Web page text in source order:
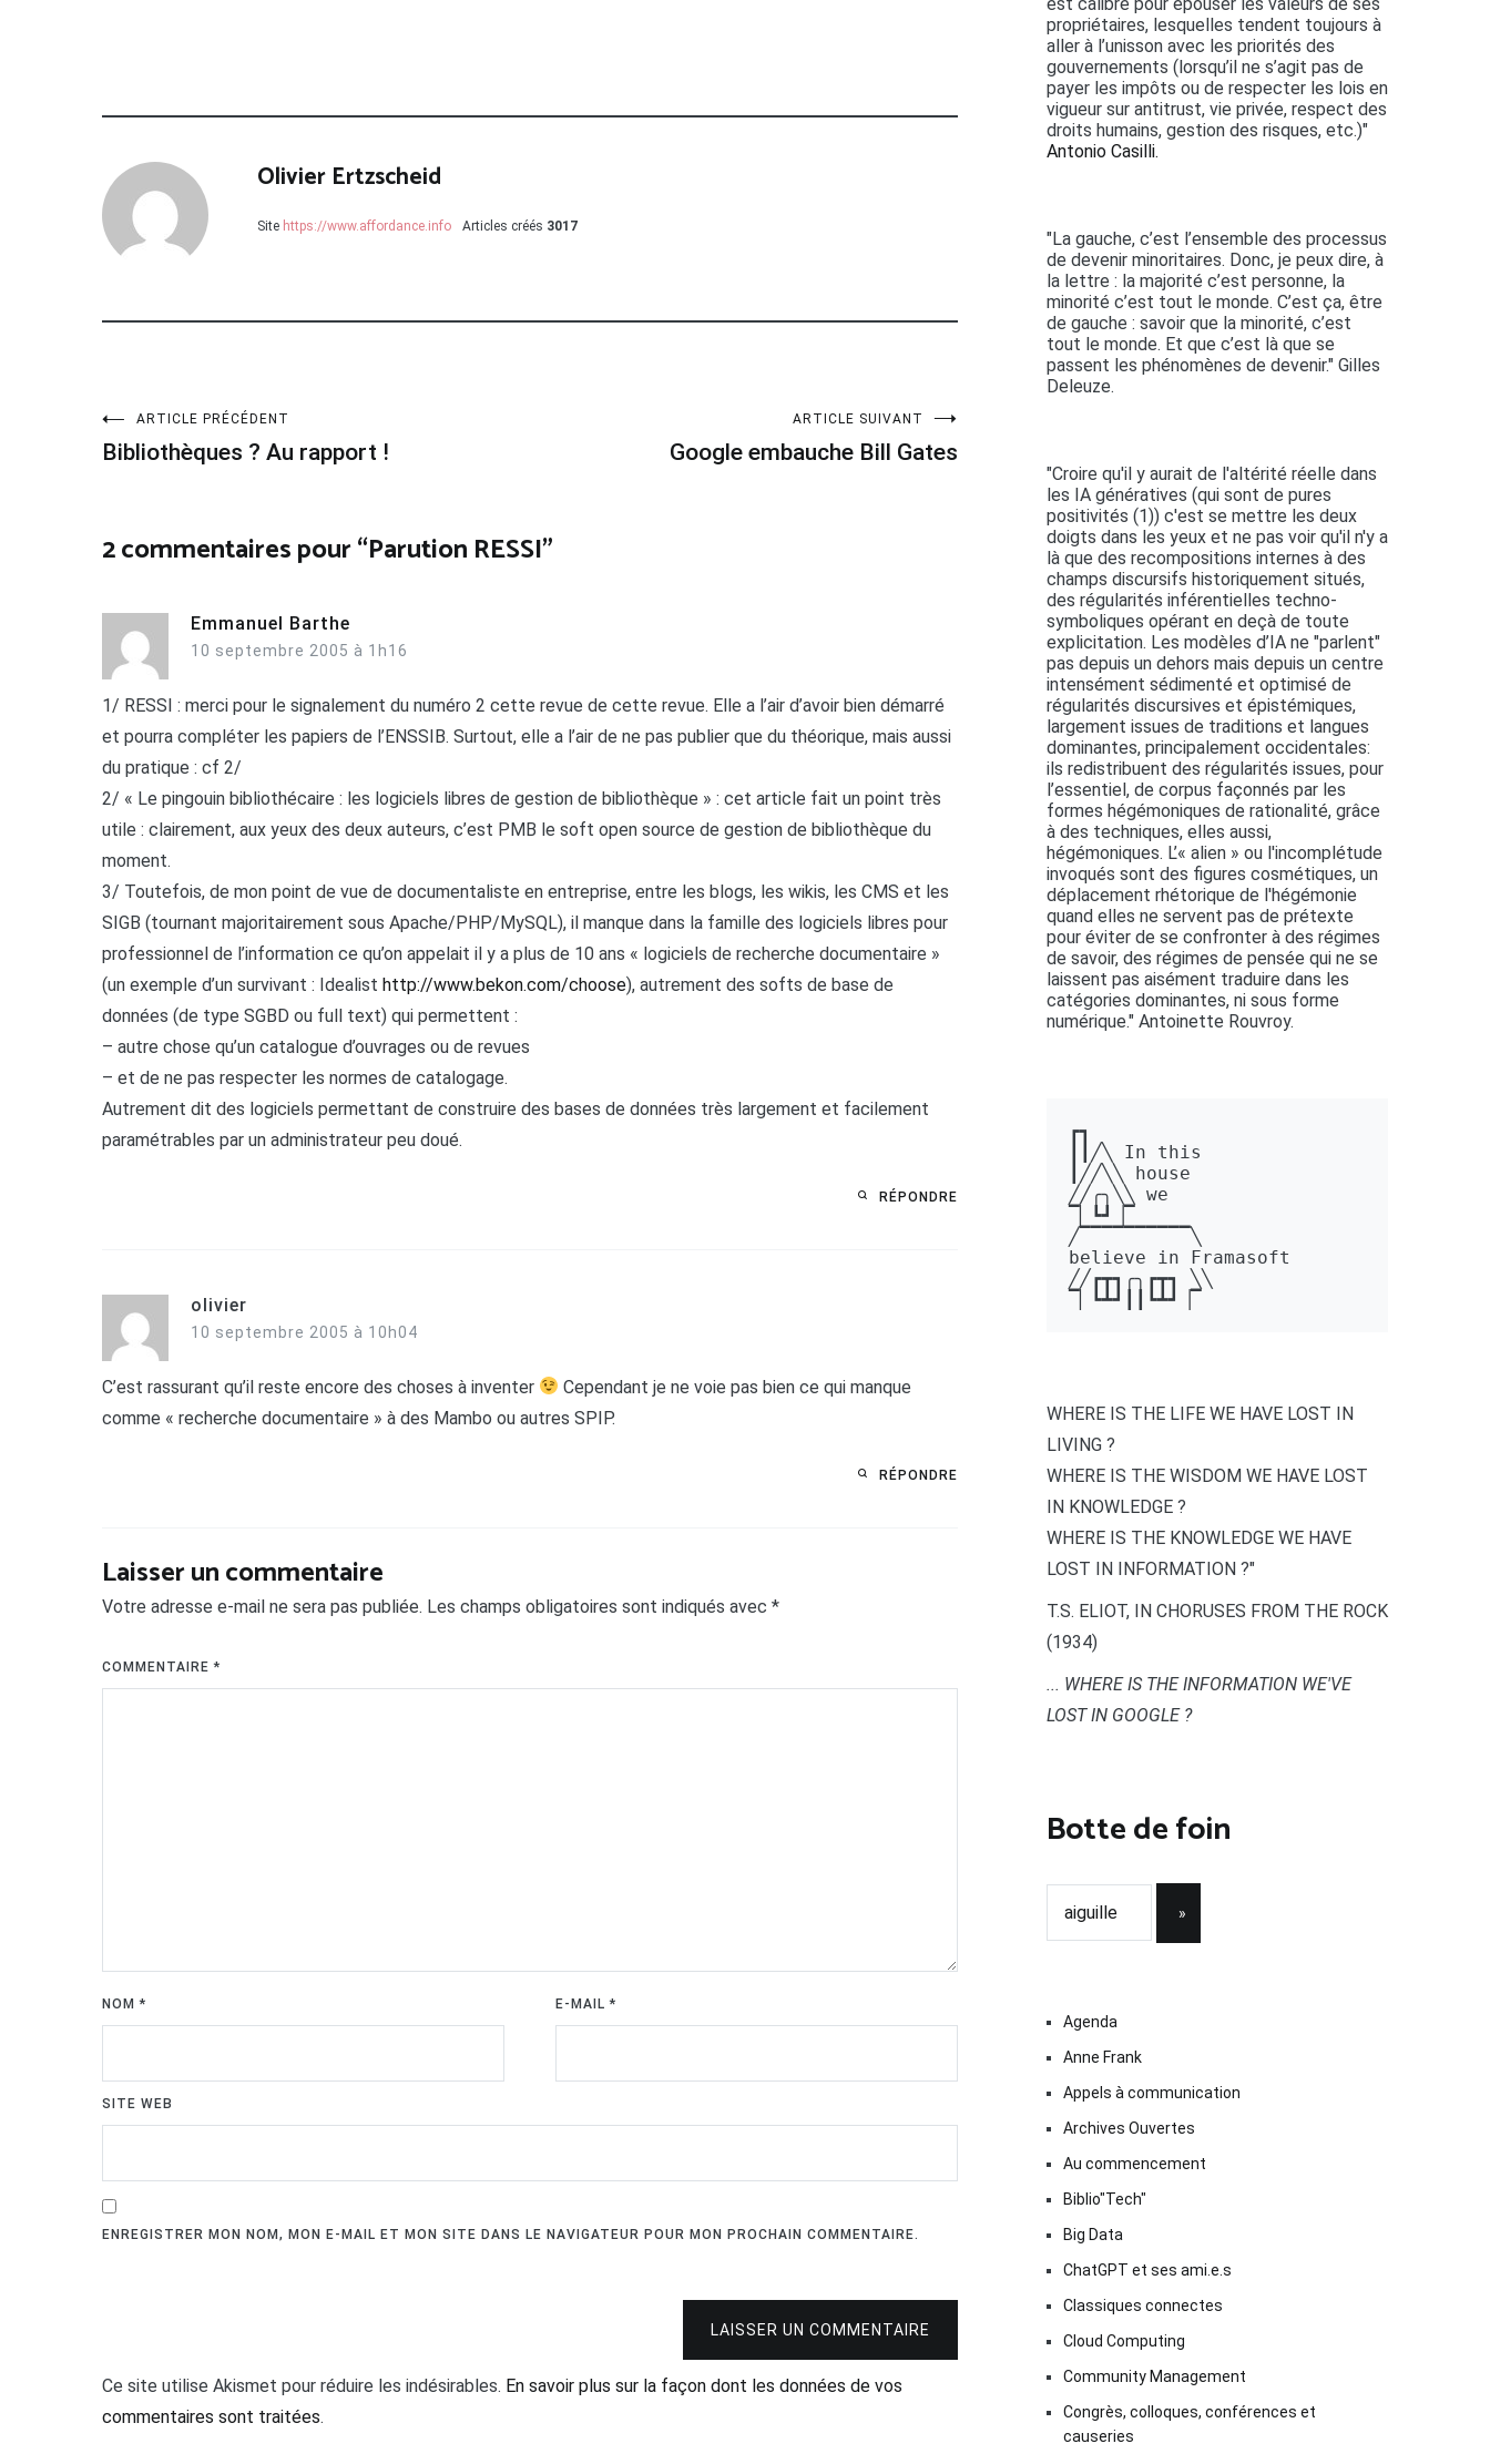
Olivier Ertzscheid
Site https://www.affordance.info Articles créés 3017
Navigation
l’article
ARTICLE PRÉCÉDENT
Bibliothèques ? Au rapport !
ARTICLE SUIVANT
Google embauche Bill Gates
2 commentaires pour “Parution RESSI”
Emmanuel Barthe
10 septembre 2005 à 1h16
1/ RESSI : merci pour le signalement du numéro 2 cette revue de cette revue. Elle a l’air d’avoir bien démarré
et pourra compléter les papiers de l’ENSSIB. Surtout, elle a l’air de ne pas publier que du théorique, mais aussi
du pratique : cf 2/
2/ « Le pingouin bibliothécaire : les logiciels libres de gestion de bibliothèque » : cet article fait un point très
utile : clairement, aux yeux des deux auteurs, c’est PMB le soft open source de gestion de bibliothèque du
moment.
3/ Toutefois, de mon point de vue de documentaliste en entreprise, entre les blogs, les wikis, les CMS et les
SIGB (tournant majoritairement sous Apache/PHP/MySQL), il manque dans la famille des logiciels libres pour
professionnel de l’information ce qu’on appelait il y a plus de 10 ans « logiciels de recherche documentaire »
(un exemple d’un survivant : Idealist http://www.bekon.com/choose), autrement des softs de base de
données (de type SGBD ou full text) qui permettent :
– autre chose qu’un catalogue d’ouvrages ou de revues
– et de ne pas respecter les normes de catalogage.
Autrement dit des logiciels permettant de construire des bases de données très largement et facilement
paramétrables par un administrateur peu doué.
RÉPONDRE
olivier
10 septembre 2005 à 10h04
C’est rassurant qu’il reste encore des choses à inventer
Cependant je ne voie pas bien ce qui manque
comme « recherche documentaire » à des Mambo ou autres SPIP.
RÉPONDRE
Laisser un commentaire
Votre adresse e-mail ne sera pas publiée. Les champs obligatoires sont indiqués avec *
COMMENTAIRE*
NOM* E-MAIL*
SITE WEB
ENREGISTRER MON NOM, MON E-MAIL ET MON SITE DANS LE NAVIGATEUR POUR MON PROCHAIN COMMENTAIRE.
LAISSER UN COMMENTAIRE
Ce site utilise Akismet pour réduire les indésirables. En savoir plus sur la façon dont les données de vos
commentaires sont traitées.
propriétaires, lesquelles tendent toujours à
aller à l’unisson avec les priorités des
gouvernements (lorsqu’il ne s’agit pas de
payer les impôts ou de respecter les lois en
vigueur sur antitrust, vie privée, respect des
droits humains, gestion des risques, etc.)"
Antonio Casilli.
"La gauche, c’est l’ensemble des processus
de devenir minoritaires. Donc, je peux dire, à
la lettre : la majorité c’est personne, la
minorité c’est tout le monde. C’est ça, être
de gauche : savoir que la minorité, c’est
tout le monde. Et que c’est là que se
passent les phénomènes de devenir." Gilles
Deleuze.
"Croire qu'il y aurait de l'altérité réelle dans
les IA génératives (qui sont de pures
positivités (1)) c'est se mettre les deux
doigts dans les yeux et ne pas voir qu'il n'y a
là que des recompositions internes à des
champs discursifs historiquement situés,
des régularités inférentielles techno-
symboliques opérant en deçà de toute
explicitation. Les modèles d’IA ne "parlent"
pas depuis un dehors mais depuis un centre
intensément sédimenté et optimisé de
régularités discursives et épistémiques,
largement issues de traditions et langues
dominantes, principalement occidentales:
ils redistribuent des régularités issues, pour
l’essentiel, de corpus façonnés par les
formes hégémoniques de rationalité, grâce
à des techniques, elles aussi,
hégémoniques. L’« alien » ou l'incomplétude
invoqués sont des figures cosmétiques, un
déplacement rhétorique de l'hégémonie
quand elles ne servent pas de prétexte
pour éviter de se confronter à des régimes
de savoir, des régimes de pensée qui ne se
laissent pas aisément traduire dans les
catégories dominantes, ni sous forme
numérique." Antoinette Rouvroy.
┏┓
┃┃╱╲ In this
┃╱╱╲╲ house
╱╱╭╮╲╲ we
▔▏┗┛▕▔
╱▔▔▔▔▔▔▔▔▔▔╲
believe in Framasoft
╱╱┏┳┓╭╮┏┳┓ ╲╲
▔▏┗┻┛┃┃┗┻┛▕▔
WHERE IS THE LIFE WE HAVE LOST IN
LIVING ?
WHERE IS THE WISDOM WE HAVE LOST
IN KNOWLEDGE ?
WHERE IS THE KNOWLEDGE WE HAVE
LOST IN INFORMATION ?"
T.S. ELIOT, IN CHORUSES FROM THE ROCK
(1934)
... WHERE IS THE INFORMATION WE'VE
LOST IN GOOGLE ?
Botte de foin
Agenda
Anne Frank
Appels à communication
Archives Ouvertes
Au commencement
Biblio"Tech"
Big Data
ChatGPT et ses ami.e.s
Classiques connectes
Cloud Computing
Community Management
Congrès, colloques, conférences et
causeries